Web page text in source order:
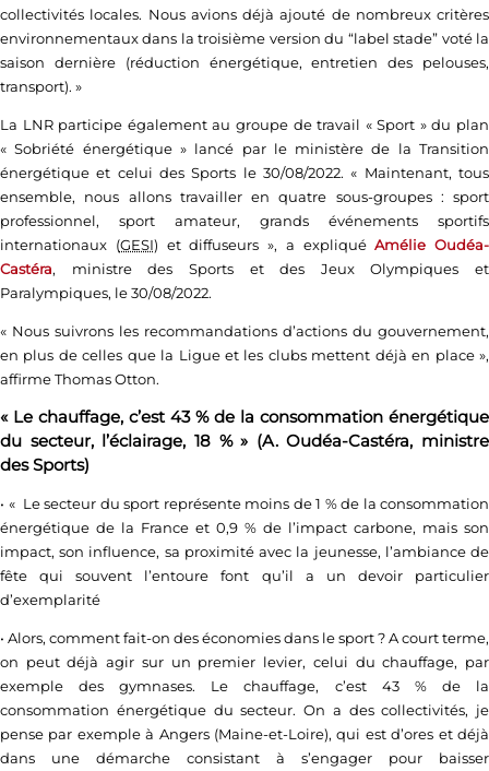
collectivités locales. Nous avions déjà ajouté de nombreux critères
environnementaux dans la troisième version du “label stade” voté la
saison dernière (réduction énergétique, entretien des pelouses,
transport). »
La LNR participe également au groupe de travail « Sport » du plan
« Sobriété énergétique » lancé par le ministère de la Transition
énergétique et celui des Sports le 30/08/2022. « Maintenant, tous
ensemble, nous allons travailler en quatre sous-groupes : sport
professionnel, sport amateur, grands événements sportifs
internationaux (GESI) et diffuseurs », a expliquéAmélie Oudéa-
Castéra, ministre des Sports et des Jeux Olympiques et
Paralympiques, le 30/08/2022.
« Nous suivrons les recommandations d’actions du gouvernement,
en plus de celles que la Ligue et les clubs mettent déjà en place »,
affirme Thomas Otton.
« Le chauffage, c’est 43 % de la consommation énergétique
du secteur, l’éclairage, 18 % » (A. Oudéa-Castéra, ministre
des Sports)
• « Le secteur du sport représente moins de 1 % de la consommation
énergétique de la France et 0,9 % de l’impact carbone, mais son
impact, son influence, sa proximité avec la jeunesse, l’ambiance de
fête qui souvent l’entoure font qu’il a un devoir particulier
d’exemplarité
• Alors, comment fait-on des économies dans le sport ? A court terme,
on peut déjà agir sur un premier levier, celui du chauffage, par
exemple des gymnases. Le chauffage, c’est 43 % de la
consommation énergétique du secteur. On a des collectivités, je
pense par exemple à Angers (Maine-et-Loire), qui est d’ores et déjà
dans une démarche consistant à s’engager pour baisser